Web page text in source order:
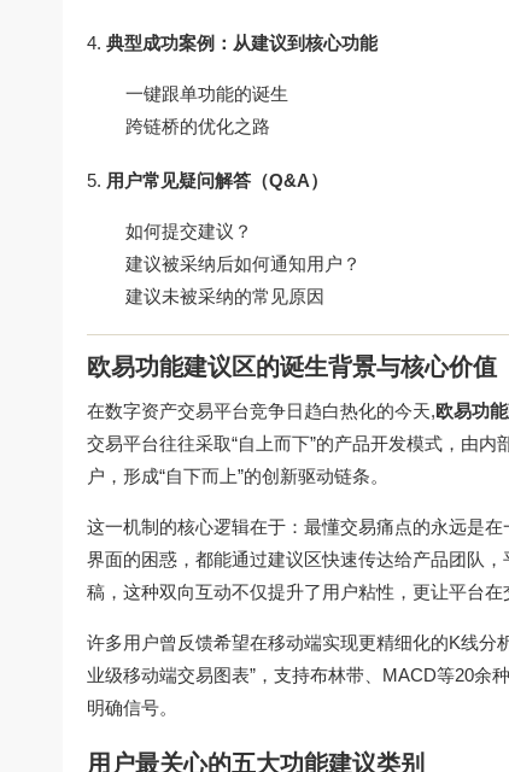
典型成功案例：从建议到核心功能
一键跟单功能的诞生
跨链桥的优化之路
用户常见疑问解答（Q&A）
如何提交建议？
建议被采纳后如何通知用户？
建议未被采纳的常见原因
欧易功能建议区的诞生背景与核心价值
在数字资产交易平台竞争日趋白热化的今天,欧易功
交易平台往往采取“自上而下”的产品开发模式，由
户，形成“自下而上”的创新驱动链条。
这一机制的核心逻辑在于：最懂交易痛点的永远是
界面的困惑，都能通过建议区快速传达给产品团队
稿，这种双向互动不仅提升了用户粘性，更让平台
许多用户曾反馈希望在移动端实现更精细化的K线分
业级移动端交易图表”，支持布林带、MACD等20
明确信号。
用户最关心的五大功能建议类别